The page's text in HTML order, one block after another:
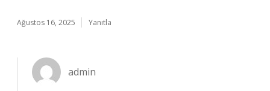
Ağustos 16, 2025 Yanıtla
admin